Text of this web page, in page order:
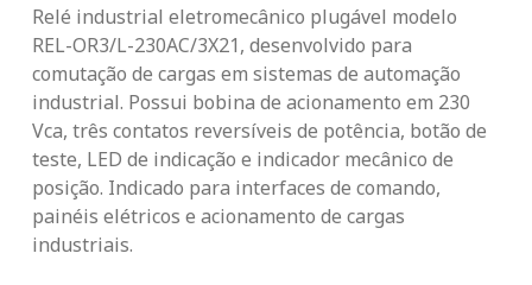
Relé industrial eletromecânico plugável modelo
REL-OR3/L-230AC/3X21, desenvolvido para
comutação de cargas em sistemas de automação
industrial. Possui bobina de acionamento em 230
Vca, três contatos reversíveis de potência, botão de
teste, LED de indicação e indicador mecânico de
posição. Indicado para interfaces de comando,
painéis elétricos e acionamento de cargas
industriais.